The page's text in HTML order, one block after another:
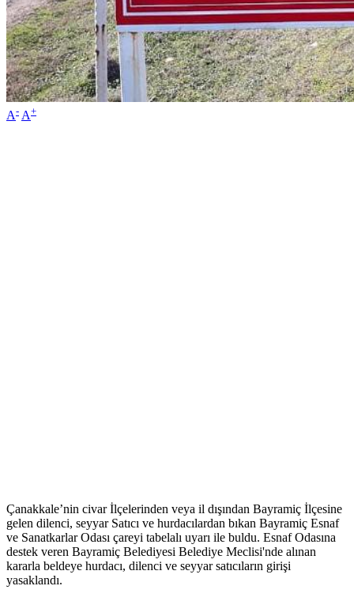
A- A+
Çanakkale’nin civar İlçelerinden veya il dışından Bayramiç İlçesine
gelen dilenci, seyyar Satıcı ve hurdacılardan bıkan Bayramiç Esnaf
ve Sanatkarlar Odası çareyi tabelalı uyarı ile buldu. Esnaf Odasına
destek veren Bayramiç Belediyesi Belediye Meclisi'nde alınan
kararla beldeye hurdacı, dilenci ve seyyar satıcıların girişi
yasaklandı.